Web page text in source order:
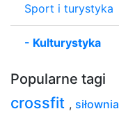
Sport i turystyka
- Kulturystyka
Popularne tagi
crossfit , siłownia